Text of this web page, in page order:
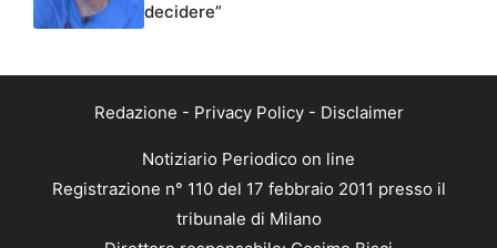
decidere”
Redazione - Privacy Policy- Disclaimer
Notiziario Periodico on line
Registrazione n° 110 del 17 febbraio 2011 presso il
tribunale di Milano